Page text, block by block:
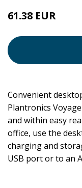
61.38 EUR
Convenient
Plantronics
and within easy
office, use the
charging and
USB port or to an